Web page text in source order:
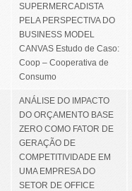
SUPERMERCADISTA
PELA PERSPECTIVA DO
BUSINESS MODEL
CANVAS Estudo de Caso:
Coop – Cooperativa de
Consumo
ANÁLISE DO IMPACTO
DO ORÇAMENTO BASE
ZERO COMO FATOR DE
GERAÇÃO DE
COMPETITIVIDADE EM
UMA EMPRESA DO
SETOR DE OFFICE